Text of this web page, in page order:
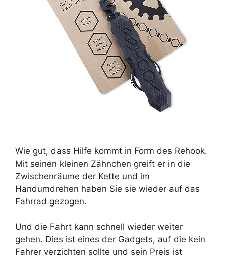
Wie gut, dass Hilfe kommt in Form des Rehook.
Mit seinen kleinen Zähnchen greift er in die
Zwischenräume der Kette und im
Handumdrehen haben Sie sie wieder auf das
Fahrrad gezogen.
Und die Fahrt kann schnell wieder weiter
gehen. Dies ist eines der Gadgets, auf die kein
Fahrer verzichten sollte und sein Preis ist